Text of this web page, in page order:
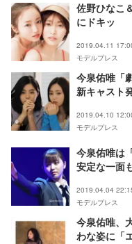
佐野ひなこ
にドキッ
2019.04.11
モデルプレス
今泉佑唯「
新キャスト
2019.04.10
モデルプレス
今泉佑唯は
安定な一面
2019.04.04
モデルプレス
今泉佑唯、
わな姿に「